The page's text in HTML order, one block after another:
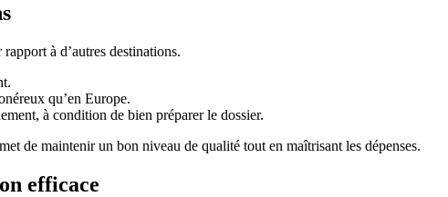
à d’autres destinations.
qu’en Europe.
à condition de bien préparer le dossier.
de maintenir un bon niveau de qualité tout en maîtrisant les dépenses.
efficace